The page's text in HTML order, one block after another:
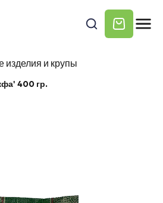
изделия и крупы
400 гр.